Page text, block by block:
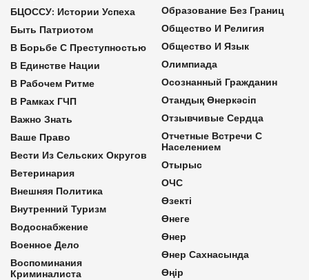
БЦОССУ: Истории Успеха
Быть Патриотом
В Борьбе С Преступностью
В Единстве Нации
В Рабочем Ритме
В Рамках ГЧП
Важно Знать
Ваше Право
Вести Из Сельских Округов
Ветеринария
Внешняя Политика
Внутренний Туризм
Водоснабжение
Военное Дело
Воспоминания
Криминалиста
Образование Без Границ
Общество И Религия
Общество И Язык
Олимпиада
Осознанный Гражданин
Отандық Өнеркәсіп
Отзывчивые Сердца
Отчетные Встречи С
Населением
Отырыс
ОЧС
Өзекті
Өнеге
Өнер
Өнер Сахнасында
Өңір